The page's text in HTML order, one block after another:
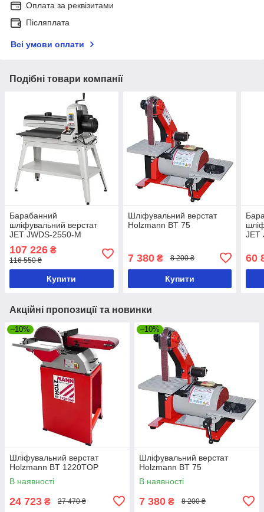
Оплата за реквізитами
Післяплата
Всі умови оплати
Подібні товари компанії
Барабанний
шліфувальний верстат
JET JWDS-2550-M
107 226 ₴
116 550 ₴
Купити
Шліфувальний верстат
Holzmann BT 75
7 380₴ 8 200 ₴
Купити
JET
60
Акційні пропозиції та новинки
–10%
Шліфувальний верстат
Holzmann BT 1220TOP
В наявності
24 723 ₴ 27 470 ₴
–10%
Шліфувальний верстат
Holzmann BT 75
В наявності
7 380 ₴ 8 200 ₴